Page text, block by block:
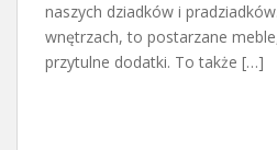
naszych dziadków i
wnętrzach, to postarzane
przytulne dodatki. To także […]